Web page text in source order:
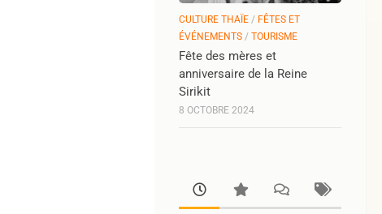
CULTURE THAÏE / FÊTES ET
ÉVÉNEMENTS / TOURISME
Fête des mères et
anniversaire de la Reine
Sirikit
8 OCTOBRE 2024